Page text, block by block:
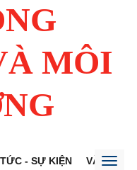
MÔI
- SỰ KIỆN VĂN BẢN